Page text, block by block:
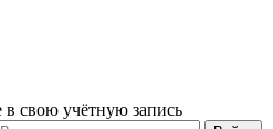
свою учётную запись